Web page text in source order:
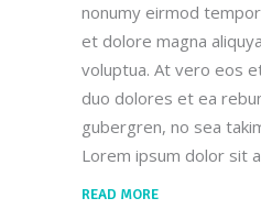
nonumy eirmod
et dolore magna
voluptua. At vero eos
duo dolores et ea
gubergren, no sea
Lorem ipsum dolor sit
READ MORE